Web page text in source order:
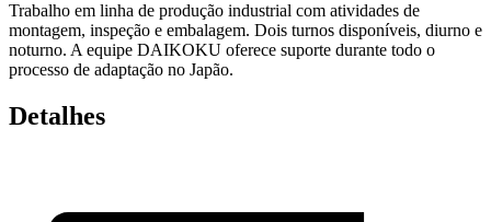
Trabalho em linha de produção industrial com atividades de
montagem, inspeção e embalagem. Dois turnos disponíveis, diurno e
noturno. A equipe DAIKOKU oferece suporte durante todo o
processo de adaptação no Japão.
Detalhes